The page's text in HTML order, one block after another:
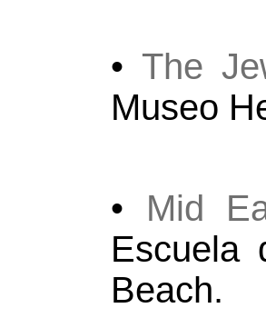
• The
Museo
• Mid
Escuela
Beach.